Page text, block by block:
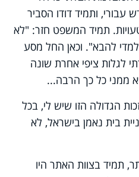
ותמיד דודו הסביר
תמיד המשפט חזר: "לא
להבא". וכאן החל מסע
לגלות ציפי אחרת שונה
ממני כל כך הרבה...
הגדולה הזו שיש לי, בכל
בית נאמן בישראל, לא
תמיד בצוות האתר היו